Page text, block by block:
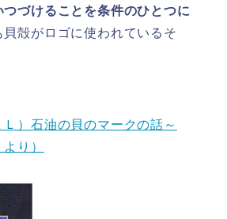
づけることを条件のひとつに
貝殻がロゴに使われているそ
）石油の貝のマークの話～
り）